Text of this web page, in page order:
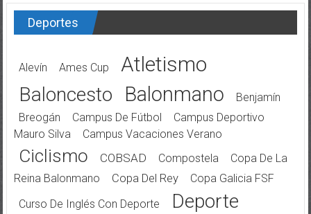
Deportes
Alevín Ames Cup Atletismo
Baloncesto Balonmano
Benjamín
Breogán
Campus De Fútbol
Campus Deportivo
Mauro Silva
Campus Vacaciones Verano
Ciclismo COBSAD Compostela
Copa De La
Reina Balonmano
Copa Del Rey
Copa Galicia FSF
Curso De Inglés Con Deporte
Deporte